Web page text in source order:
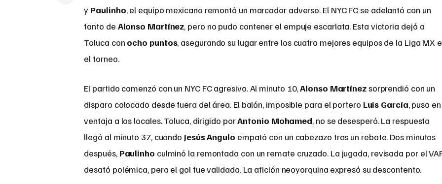
y Paulinho, el equipo mexicano remontó un marcador adverso. El NYC FC se adelantó con un
tanto de Alonso Martínez, pero no pudo contener el empuje escarlata. Esta victoria dejó a
Toluca con ocho puntos, asegurando su lugar entre los cuatro mejores equipos de la Liga MX
el torneo.
El partido comenzó con un NYC FC agresivo. Al minuto 10,Alonso Martínezsorprendió con un
disparo colocado desde fuera del área. El balón, imposible para el portero Luis García, puso en
ventaja a los locales. Toluca, dirigido porAntonio Mohamed, no se desesperó. La respuesta
llegó al minuto 37, cuando Jesús Angulo empató con un cabezazo tras un rebote. Dos minutos
después, Paulinho culminó la remontada con un remate cruzado. La jugada, revisada por el
desató polémica, pero el gol fue validado. La afición neoyorquina expresó su descontento.